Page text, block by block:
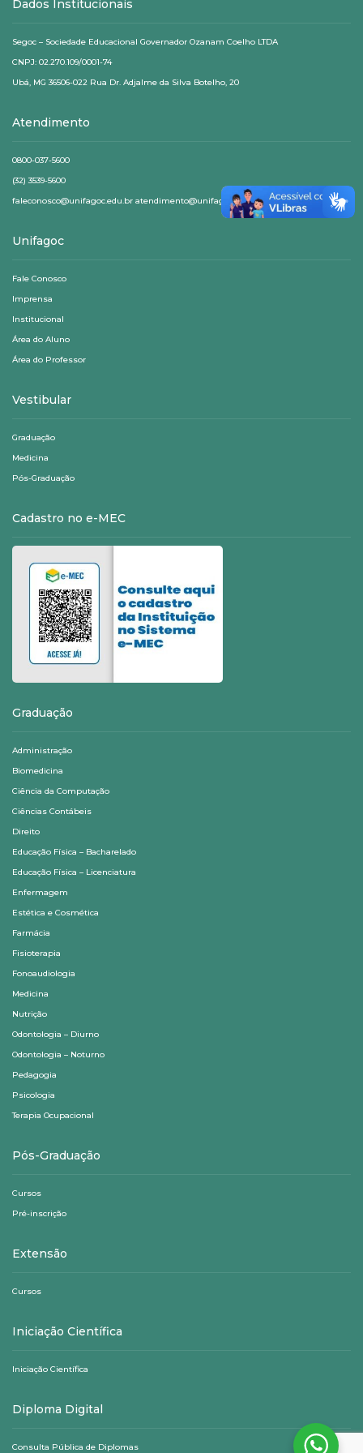
Dados Institucionais
Segoc – Sociedade Educacional Governador Ozanam Coelho LTDA
CNPJ: 02.270.109/0001-74
Ubá, MG 36506-022 Rua Dr. Adjalme da Silva Botelho, 20
Atendimento
0800-037-5600
(32) 3539-5600
faleconosco@unifagoc.edu.br atendimento@unifagoc.edu.br
Unifagoc
Fale Conosco
Imprensa
Institucional
Área do Aluno
Área do Professor
Vestibular
Graduação
Medicina
Pós-Graduação
Cadastro no e-MEC
Graduação
Administração
Biomedicina
Ciência da Computação
Ciências Contábeis
Direito
Educação Física – Bacharelado
Educação Física – Licenciatura
Enfermagem
Estética e Cosmética
Farmácia
Fisioterapia
Fonoaudiologia
Medicina
Nutrição
Odontologia – Diurno
Odontologia – Noturno
Pedagogia
Psicologia
Terapia Ocupacional
Pós-Graduação
Cursos
Pré-inscrição
Extensão
Cursos
Iniciação Científica
Iniciação Científica
Diploma Digital
Consulta Pública de Diplomas